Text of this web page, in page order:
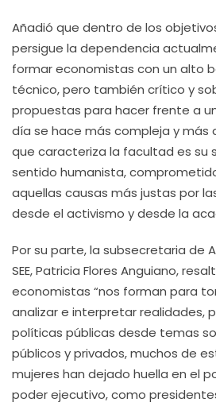
Añadió que dentro de los
persigue la dependencia
formar economistas con un alto
técnico, pero también crítico y
propuestas para hacer frente a
día se hace más compleja y más
que caracteriza la facultad es su
sentido humanista,
aquellas causas más justas por
desde el activismo y desde la
Por su parte, la subsecretaria de
SEE, Patricia Flores Anguiano,
economistas “nos forman para
analizar e interpretar realidades,
políticas públicas desde temas
públicos y privados, muchos de
mujeres han dejado huella en el
poder ejecutivo, como